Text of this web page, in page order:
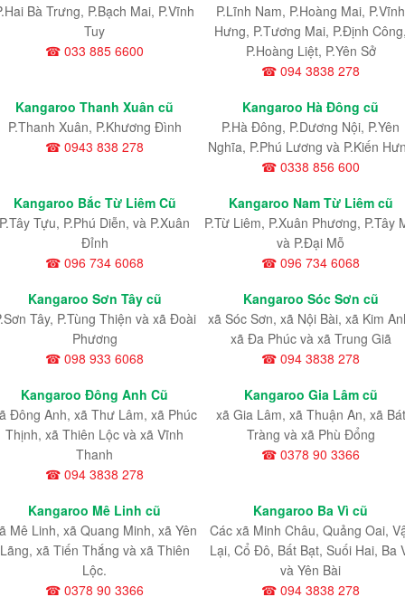
Bà Trưng, P.Bạch Mai, P.Vĩnh
Tuy
☎ 033 885 6600
P.Lĩnh Nam, P.Hoàng Mai, P.Vĩnh
Hưng, P.Tương Mai, P.Định
P.Hoàng Liệt, P.Yên Sở
☎ 094 3838 278
Kangaroo Thanh Xuân cũ
P.Thanh Xuân, P.Khương Đình
☎ 0943 838 278
Kangaroo Hà Đông cũ
P.Hà Đông, P.Dương Nội, P.Yên
Nghĩa, P.Phú Lương và P.Kiến
☎ 0338 856 600
Kangaroo Bắc Từ Liêm Cũ
P.Tây Tựu, P.Phú Diễn, và P.Xuân
Đỉnh
☎ 096 734 6068
Kangaroo Nam Từ Liêm cũ
P.Từ Liêm, P.Xuân Phương, P.Tây
và P.Đại Mỗ
☎ 096 734 6068
Kangaroo Sơn Tây cũ
Tây, P.Tùng Thiện và xã Đoài
Phương
☎ 098 933 6068
Kangaroo Sóc Sơn cũ
xã Sóc Sơn, xã Nội Bài, xã Kim
xã Đa Phúc và xã Trung Giã
☎ 094 3838 278
Kangaroo Đông Anh Cũ
Đông Anh, xã Thư Lâm, xã Phúc
Thịnh, xã Thiên Lộc và xã Vĩnh
Thanh
☎ 094 3838 278
Kangaroo Gia Lâm cũ
xã Gia Lâm, xã Thuận An, xã Bát
Tràng và xã Phù Đổng
☎ 0378 90 3366
Kangaroo Mê Linh cũ
Mê Linh, xã Quang Minh, xã Yên
Lãng, xã Tiến Thắng và xã Thiên
Lộc.
☎ 0378 90 3366
Kangaroo Ba Vì cũ
Các xã Minh Châu, Quảng Oai,
Lại, Cổ Đô, Bất Bạt, Suối Hai, Ba
và Yên Bài
☎ 094 3838 278